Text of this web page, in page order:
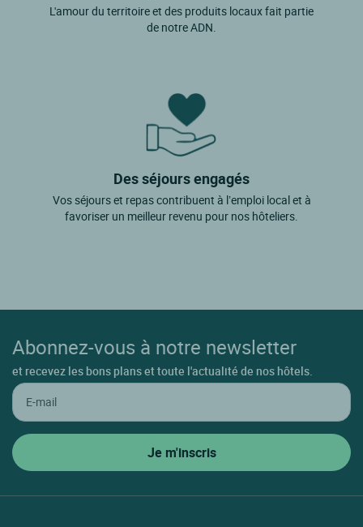
La Llagonne
Mont Louis
Montner
Olette
Osseja
Palau Del Vidre
Perpignan
L'amour du territoire et des produits locaux fait partie
de notre ADN.
Des séjours engagés
Vos séjours et repas contribuent à l’emploi local et à
favoriser un meilleur revenu pour nos hôteliers.
Abonnez-vous à notre newsletter
et recevez les bons plans et toute l'actualité de nos hôtels.